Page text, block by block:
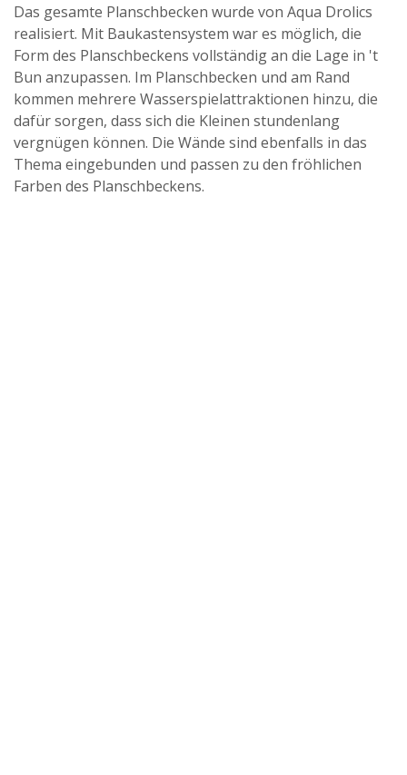
Das gesamte Planschbecken wurde von Aqua Drolics
realisiert. Mit Baukastensystem war es möglich, die
Form des Planschbeckens vollständig an die Lage in 't
Bun anzupassen. Im Planschbecken und am Rand
kommen mehrere Wasserspielattraktionen hinzu, die
dafür sorgen, dass sich die Kleinen stundenlang
vergnügen können. Die Wände sind ebenfalls in das
Thema eingebunden und passen zu den fröhlichen
Farben des Planschbeckens.